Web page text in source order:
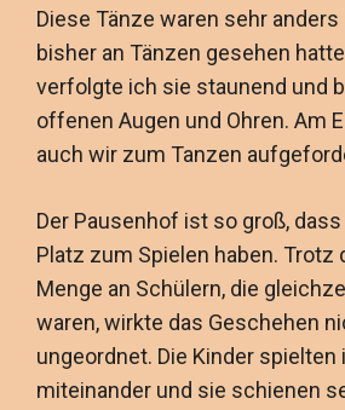
Diese Tänze waren sehr
bisher an Tänzen gesehen
verfolgte ich sie staunend und
offenen Augen und Ohren. Am
auch wir zum Tanzen
Der Pausenhof ist so groß, dass
Platz zum Spielen haben. Trotz
Menge an Schülern, die
waren, wirkte das Geschehen
ungeordnet. Die Kinder spielten
miteinander und sie schienen